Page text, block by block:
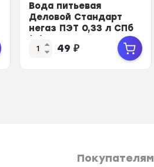
Вода питьевая
Деловой Стандарт
негаз ПЭТ 0,33 л СПб
49 ₽
Покупателям